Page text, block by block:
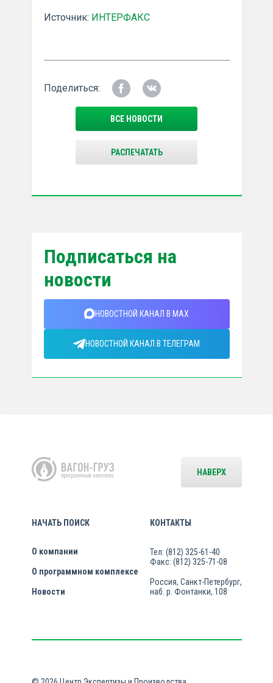
Источник: ИНТЕРФАКС
Поделиться:
ВСЕ НОВОСТИ
РАСПЕЧАТАТЬ
Подписаться на
новости
НОВОСТНОЙ КАНАЛ В MAX
НОВОСТНОЙ КАНАЛ В ТЕЛЕГРАМ
НАЧАТЬ ПОИСК
О компании
О программном комплексе
Новости
КОНТАКТЫ
Тел: (812) 325-61-40
Факс: (812) 325-71-08
Россия, Санкт-Петербург,
наб. р. Фонтанки, 108
НАВЕРХ